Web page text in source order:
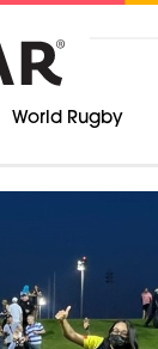
World Rugby